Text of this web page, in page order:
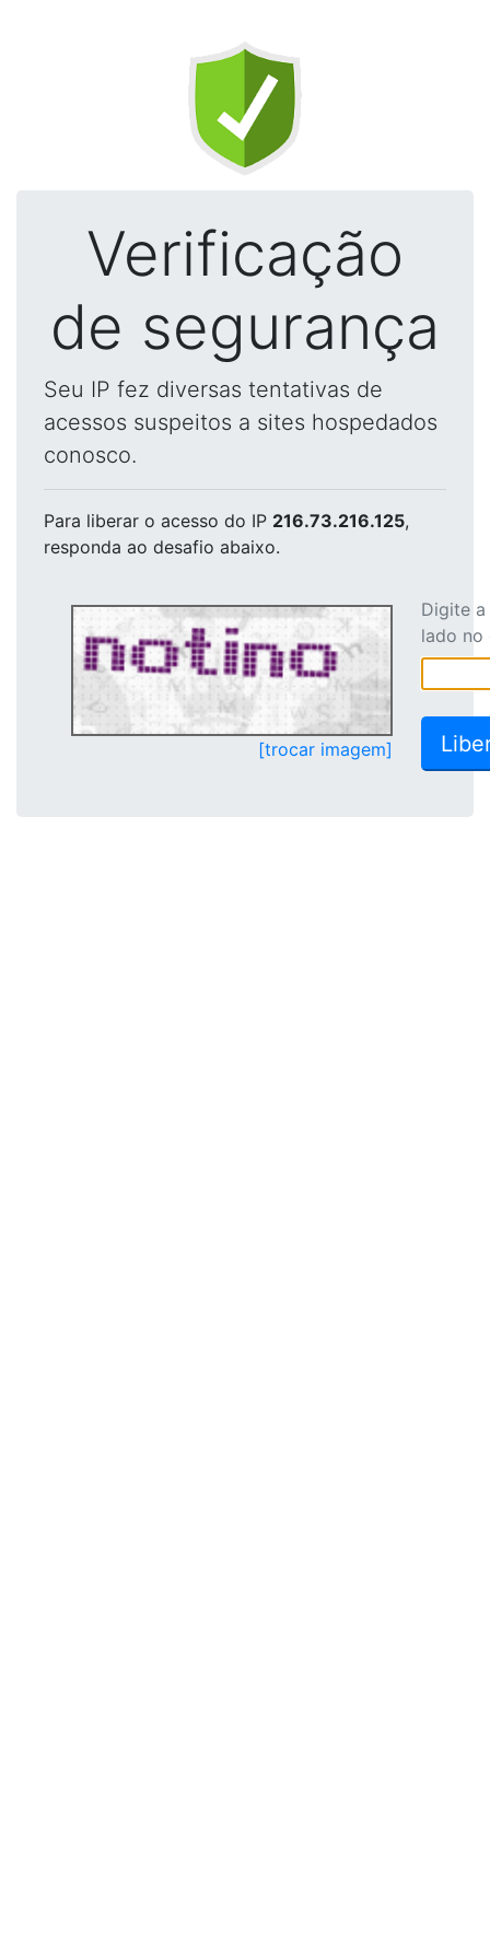
Verificação
de segurança
Seu IP fez diversas tentativas de
acessos suspeitos a sites hospedados
conosco.
Para liberar o acesso do IP 216.73.216.125,
responda ao desafio abaixo.
[trocar imagem]
Digite
lado no